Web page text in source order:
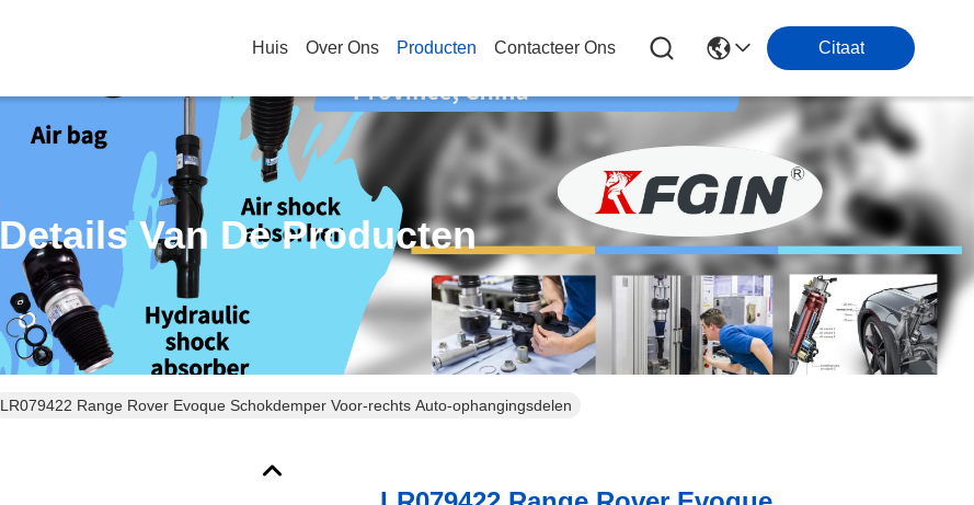
Huis Over Ons Producten Contacteer Ons Citaat
Details Van De Producten
LR079422 Range Rover Evoque Schokdemper Voor-rechts Auto-ophangingsdelen